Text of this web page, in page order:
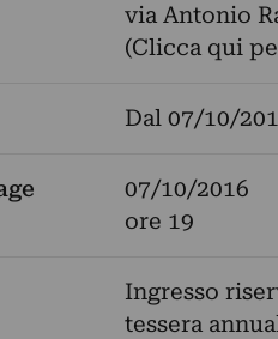
via Antonio
(Clicca qui
Dal 07/10/
07/10/2016
ore 19
Ingresso
tessera